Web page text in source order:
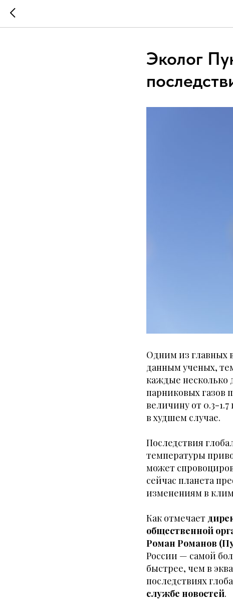
Эколог
Одним из главных
данным ученых,
каждые несколько
парниковых газов
величину от 0.3-
в худшем случае.
Последствия
температуры
может
сейчас планета
изменениям в
Как отмечает
общественной
Роман Романов
России — самой
быстрее, чем в
последствиях
службе новостей.